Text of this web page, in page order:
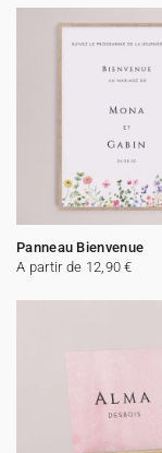
Panneau Bienvenue
A partir de 12,90 €